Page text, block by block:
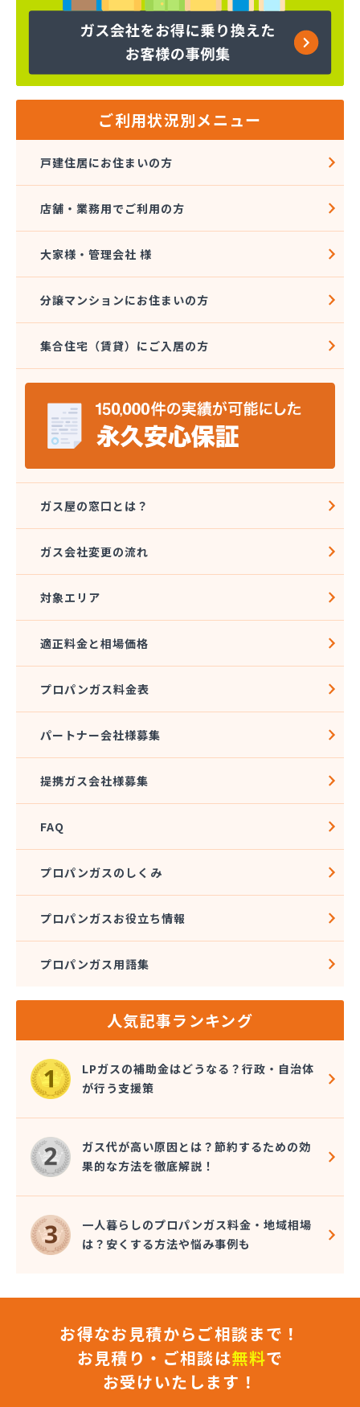
株式会社マルエイ 岐阜直売支店
株式会社マルエイ 長良営業所
株式会社マルエイ 大垣支店
株式会社マルタイ商店
株式会社ミツウロコ 東濃営業所
株式会社ヤマサン
株式会社ヤマセ坂井商店
株式会社伊藤商会本社
株式会社各務原食糧
株式会社岩井屋
株式会社吉田プロパン
株式会社五月商店
株式会社広江石油店
株式会社高橋商会
株式会社笹屋鈴木商店
株式会社山卯
株式会社山本石油本社
株式会社寺町商店
株式会社松野屋商店 小田店
株式会社深尾商店 プロパン部
株式会社杉江商店
株式会社青谷商店本店
株式会社川甚
株式会社村瀬産業
株式会社村瀬産業 長良支店
株式会社大雅
株式会社谷川商店
株式会社長野米穀 三田洞支店
株式会社長野米穀 福光支店
株式会社長野米穀 本社
株式会社東液供給センター各務原基地
株式会社東海LPGセンター
株式会社白木屋商店
株式会社尾西商店
株式会社米菊
株式会社米定
株式会社堀江兄弟商店
株式会社鈴木石油店
関プロパン
関液化石油ガス協組
丸イプロパン
丸佐LPガス
岐阜県JAビジネスサポート株式会社 岐阜営業所・
LPガス販売センター・LPガス保安センター
岐阜県JAビジネスサポート株式会社 JAガスプラ
ザとうと
岐阜県JAビジネスサポート株式会社 西濃営業所
兼松プロパン瓦斯株式会社
犬飼産業株式会社 可児営業所
犬飼産業株式会社 瑞浪営業所
戸崎プロパン
ご利用状況別メニュー
戸建住居にお住まいの方
店舗・業務用でご利用の方
大家様・管理会社 様
分譲マンションにお住まいの方
集合住宅（賃貸）にご入居の方
ガス屋の窓口とは？
ガス会社変更の流れ
対象エリア
適正料金と相場価格
プロパンガス料金表
パートナー会社様募集
提携ガス会社様募集
FAQ
プロパンガスのしくみ
プロパンガスお役立ち情報
プロパンガス用語集
人気記事ランキング
LPガスの補助金はどうなる？行政・自治体
が行う支援策
ガス代が高い原因とは？節約するための効
果的な方法を徹底解説！
一人暮らしのプロパンガス料金・地域相場
は？安くする方法や悩み事例も
お得なお見積からご相談まで！
お見積り・ご相談は無料で
お受けいたします！